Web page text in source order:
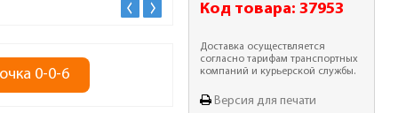
0-0-6
Код товара: 37953
Доставка осуществляется
согласно тарифам транспортных
компаний и курьерской службы.
Версия для печати